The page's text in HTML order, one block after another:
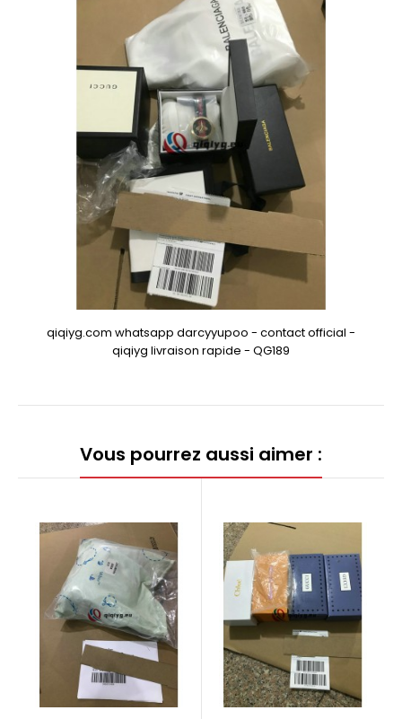
qiqiyg.com whatsapp darcyyupoo - contact official -
qiqiyg livraison rapide - QG189
Vous pourrez aussi aimer :